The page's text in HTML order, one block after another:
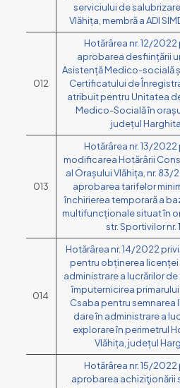
serviciului de
Vlăhița, membră a ADI
012
Hotărârea nr. 12/2022
aprobarea desființării
Asistență Medico-socială
Certificatului de
atribuit pentru Unitatea
Medico-Socială în
județul Harghita
013
Hotărârea nr. 13/2022
modificarea Hotărârii
al Orașului Vlăhița, nr. 83/
aprobarea tarifelor
închirierea temporară a
multifuncționale situat în
str. Sportivilor nr.
014
Hotărârea nr. 14/2022
pentru obținerea licenței
administrare a lucrărilor de
împuternicirea primarului
Csaba pentru semnarea
dare în administrare a
explorare în perimetrul
Vlăhița, județul
Hotărârea nr. 15/2022
aprobarea achiziţionării